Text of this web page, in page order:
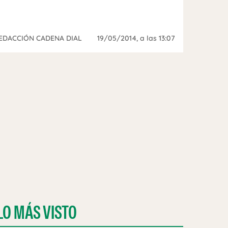
CADENA DIAL 19/05/2014, a las 13:07
MÁS VISTO